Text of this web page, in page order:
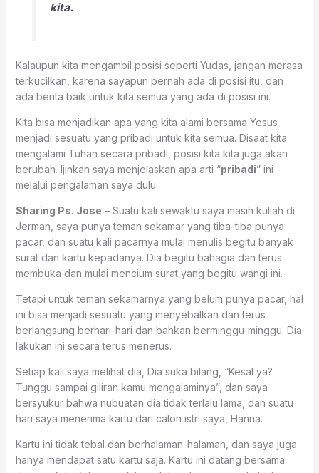
kita.
Kalaupun kita mengambil posisi seperti Yudas, jangan merasa
terkucilkan, karena sayapun pernah ada di posisi itu, dan
ada berita baik untuk kita semua yang ada di posisi ini.
Kita bisa menjadikan apa yang kita alami bersama Yesus
menjadi sesuatu yang pribadi untuk kita semua. Disaat kita
mengalami Tuhan secara pribadi, posisi kita kita juga akan
berubah. Ijinkan saya menjelaskan apa arti “pribadi” ini
melalui pengalaman saya dulu.
Sharing Ps. Jose – Suatu kali sewaktu saya masih kuliah di
Jerman, saya punya teman sekamar yang tiba-tiba punya
pacar, dan suatu kali pacarnya mulai menulis begitu banyak
surat dan kartu kepadanya. Dia begitu bahagia dan terus
membuka dan mulai mencium surat yang begitu wangi ini.
Tetapi untuk teman sekamarnya yang belum punya pacar, hal
ini bisa menjadi sesuatu yang menyebalkan dan terus
berlangsung berhari-hari dan bahkan berminggu-minggu. Dia
lakukan ini secara terus menerus.
Setiap kali saya melihat dia, Dia suka bilang, “Kesal ya?
Tunggu sampai giliran kamu mengalaminya”, dan saya
bersyukur bahwa nubuatan dia tidak terlalu lama, dan suatu
hari saya menerima kartu dari calon istri saya, Hanna.
Kartu ini tidak tebal dan berhalaman-halaman, dan saya juga
hanya mendapat satu kartu saja. Kartu ini datang bersama